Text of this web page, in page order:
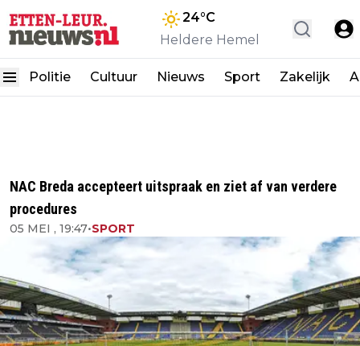
24°C
Heldere Hemel
Politie Cultuur Nieuws Sport Zakelijk
NAC Breda accepteert uitspraak en ziet af van verdere
procedures
05 MEI , 19:47•SPORT